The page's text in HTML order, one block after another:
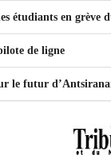
étudiants en grève
de ligne
le futur